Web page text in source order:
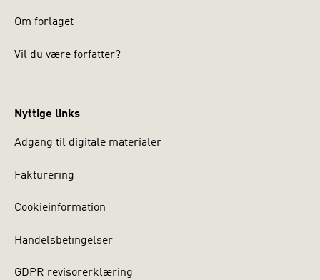
Om forlaget
Vil du være forfatter?
Nyttige links
Adgang til digitale materialer
Fakturering
Cookieinformation
Handelsbetingelser
GDPR revisorerklæring